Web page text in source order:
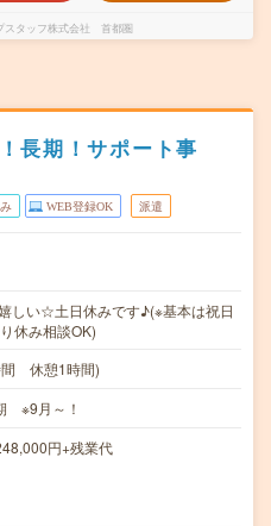
スタッフ株式会社 首都圏
長期！サポート事
WEB登録OK 派遣
しい☆土日休みです♪(※基本は祝日
休み相談OK)
間 休憩1時間)
※9月～！
円+残業代